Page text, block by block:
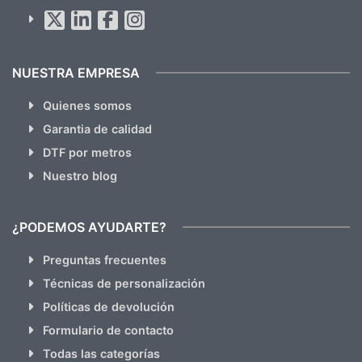
hacemos Spam)
NUESTRA EMPRESA
Quienes somos
Garantia de calidad
DTF por metros
Nuestro blog
¿PODEMOS AYUDARTE?
Preguntas frecuentes
Técnicas de personalización
Políticas de devolución
Formulario de contacto
Todas las categorías